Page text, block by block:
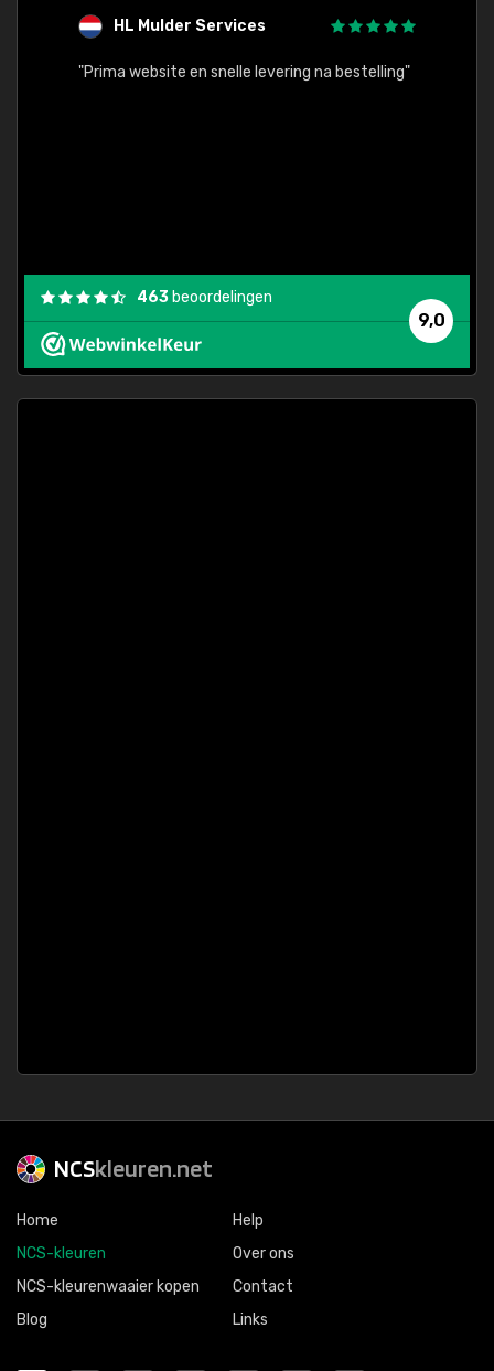
HL Mulder Services
"Prima website en snelle levering na bestelling"
9,0
463 beoordelingen
NCSkleuren.net
Home
NCS-kleuren
NCS-kleurenwaaier kopen
Blog
Help
Over ons
Contact
Links